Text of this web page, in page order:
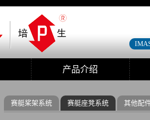
产品介绍
赛艇桨架系统 赛艇座凳系统 其他配